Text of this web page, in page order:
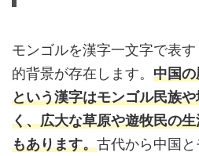
モンゴルを漢字一文字で表
的背景が存在します。 中国
という漢字はモンゴル民族
く、広大な草原や遊牧民の
もあります。古代から中国